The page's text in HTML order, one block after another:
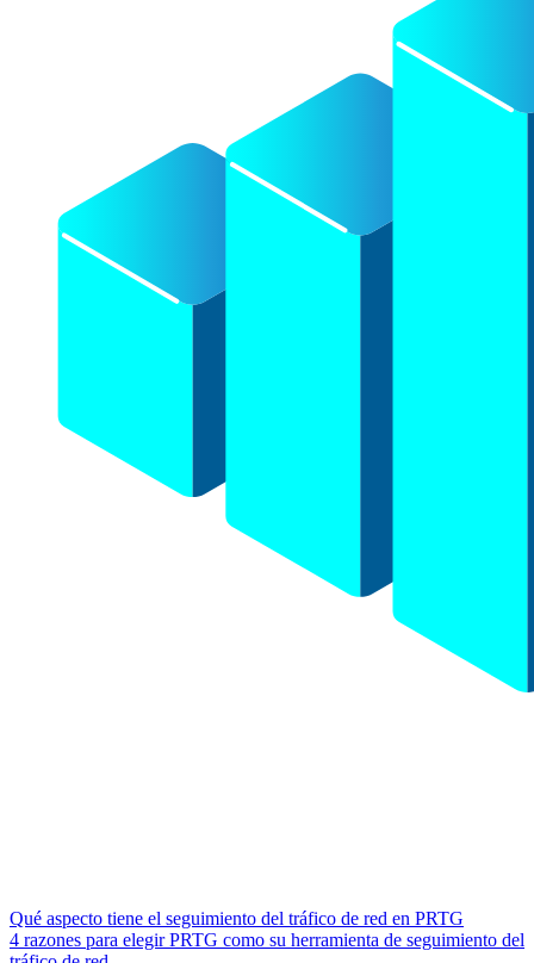
Qué aspecto tiene el seguimiento del tráfico de red en PRTG
4 razones para elegir PRTG como su herramienta de seguimiento del